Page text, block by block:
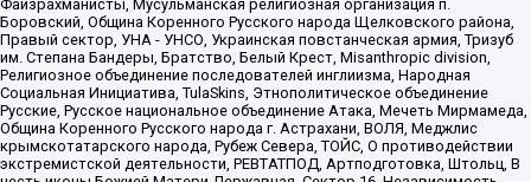
Файзрахманисты, Мусульманская религиозная организация п.
Боровский, Община Коренного Русского народа Щелковского района,
Правый сектор, УНА - УНСО, Украинская повстанческая армия, Тризуб
им. Степана Бандеры, Братство, Белый Крест, Misanthropic division,
Религиозное объединение последователей инглиизма, Народная
Социальная Инициатива, TulaSkins, Этнополитическое объединение
Русские, Русское национальное объединение Атака, Мечеть Мирмамеда,
Община Коренного Русского народа г. Астрахани, ВОЛЯ, Меджлис
крымскотатарского народа, Рубеж Севера, ТОЙС, О противодействии
экстремистской деятельности, РЕВТАТПОД, Артподготовка, Штольц, В